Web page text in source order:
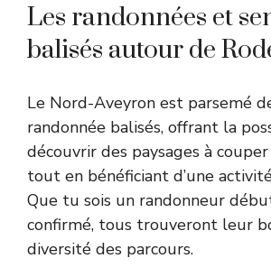
Les randonnées et
balisés autour de
Le Nord-Aveyron est parsemé
randonnée balisés, offrant la
découvrir des paysages à
tout en bénéficiant d’une
Que tu sois un randonneur
confirmé, tous trouveront leur
diversité des parcours.